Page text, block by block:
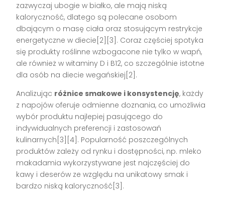
zazwyczaj ubogie w białko, ale mają niską
kaloryczność, dlatego są polecane osobom
dbającym o masę ciała oraz stosującym restrykcje
energetyczne w diecie[2][3]. Coraz częściej spotyka
się produkty roślinne wzbogacone nie tylko w wapń,
ale również w witaminy D i B12, co szczególnie istotne
dla osób na diecie wegańskiej[2].
Analizując różnice smakowe i konsystencję, każdy
z napojów oferuje odmienne doznania, co umożliwia
wybór produktu najlepiej pasującego do
indywidualnych preferencji i zastosowań
kulinarnych[3][4]. Popularność poszczególnych
produktów zależy od rynku i dostępności, np. mleko
makadamia wykorzystywane jest najczęściej do
kawy i deserów ze względu na unikatowy smak i
bardzo niską kaloryczność[3].